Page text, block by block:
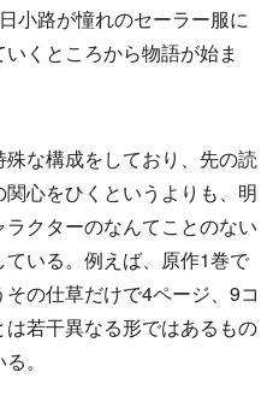
小路が憧れのセーラー服に
くところから物語が始ま
な構成をしており、先の読
心をひくというよりも、明
クターのなんてことのない
いる。例えば、原作1巻で
の仕草だけで4ページ、9コ
若干異なる形ではあるもの
。